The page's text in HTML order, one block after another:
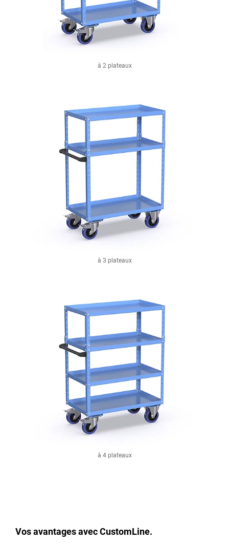
à 2 plateaux
à 3 plateaux
à 4 plateaux
Vos avantages avec CustomLine.